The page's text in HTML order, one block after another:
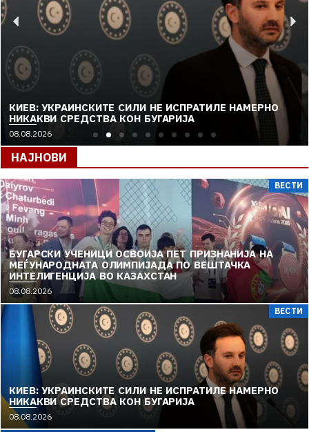
КИЕВ: УКРАИНСКИТЕ СИЛИ НЕ ИСПРАТИЛЕ НАМЕРНО
НИКАКВИ СРЕДСТВА КОН БУГАРИЈА
08.08.2026
НАЈНОВИ
ВЕСТИ
БУГАРСКИ УЧЕНИЦИ ОСВОИЈА ПЕТ ПРИЗНАНИЈА НА
МЕЃУНАРОДНАТА ОЛИМПИЈАДА ПО ВЕШТАЧКА
ИНТЕЛИГЕНЦИЈА ВО КАЗАХСТАН
08.08.2026
ВЕСТИ
КИЕВ: УКРАИНСКИТЕ СИЛИ НЕ ИСПРАТИЛЕ НАМЕРНО
НИКАКВИ СРЕДСТВА КОН БУГАРИЈА
08.08.2026